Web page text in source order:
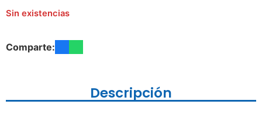
Sin existencias
Comparte:
Descripción